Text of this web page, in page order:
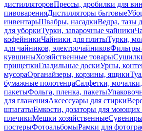
дистилляторовПрессы, дробилки для
пивоваренияДистилляторы бытовые
инвентарьШвабры, насадкиВедра, тазы
для уборкиТурки, заварочные чайники
кофейникиЧайники для плитыТурки,
для чайников, электрочайников
кувшиныХозяйственные товары
прищепкиГладильные доскиУрны,
мусораОрганайзеры, корзины, ящики
бумажные полотенцаСалфетки,
пакетыФольга, пленка, пакеты
для глаженияАксессуары для стирки
шпагатыЕмкости, дозаторы для моющих
плечикиМешки хозяйственные
постерыФотоальбомыРамки для